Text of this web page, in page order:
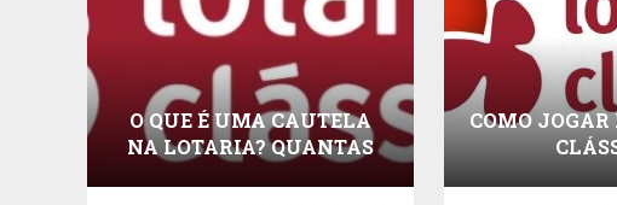
O QUE É UMA CAUTELA
NA LOTARIA? QUANTAS
COMO